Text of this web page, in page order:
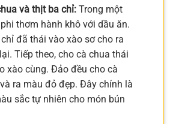
và thịt ba chỉ:Trong một
thơm hành khô với dầu ăn.
đã thái vào xào sơ cho ra
Tiếp theo, cho cà chua thái
xào cùng. Đảo đều cho cà
ra màu đỏ đẹp. Đây chính là
sắc tự nhiên cho món bún